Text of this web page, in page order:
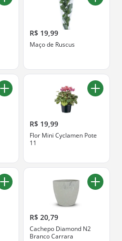
R$ 19,99
Maço de Ruscus
R$ 19,99
Flor Mini Cyclamen Pote
11
R$ 20,79
Cachepo Diamond N2
Branco Carrara